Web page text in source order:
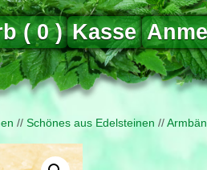
(0) Kasse
// Schönes aus Edelsteinen //